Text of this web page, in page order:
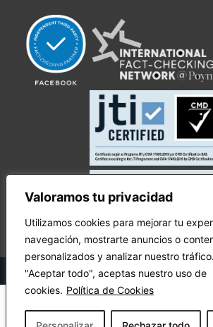
Valoramos tu privacidad
Utilizamos cookies para mejorar tu
navegación, mostrarte anuncios o
personalizados y analizar nuestro
"Aceptar todo", aceptas nuestro uso de
cookies. Política de Cookies
© Copyright Ecuador Chequea 2025.